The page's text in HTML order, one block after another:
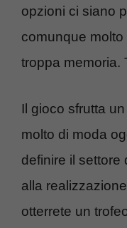
opzioni ci siano
comunque
troppa memoria.
Il gioco sfrutta
molto di moda
definire il settore
alla
otterrete un